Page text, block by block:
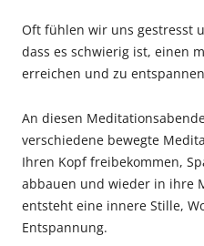
Oft fühlen wir uns gestresst
dass es schwierig ist, einen
erreichen und zu
An diesen
verschiedene bewegte
Ihren Kopf freibekommen,
abbauen und wieder in ihre
entsteht eine innere Stille,
Entspannung.